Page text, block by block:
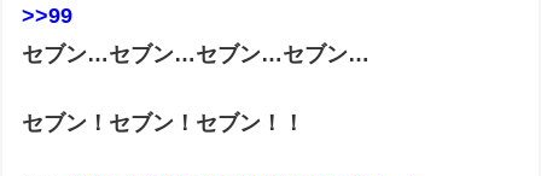
>>99
セブン…セブン…セブン…セブン…
セブン！セブン！セブン！！